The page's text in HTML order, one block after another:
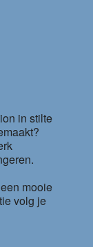
in stilte
mooie
volg je